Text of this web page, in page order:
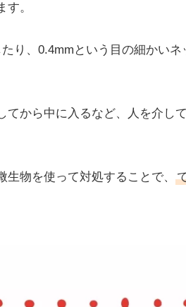
。
り、0.4mmという目の細かいネ
から中に入るなど、人を介し
物を使って対処することで、